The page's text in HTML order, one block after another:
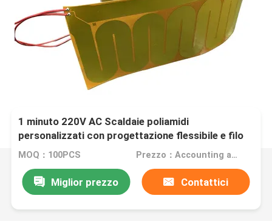
1 minuto 220V AC Scaldaie poliamidi
personalizzati con progettazione flessibile e filo
di piombo su richiesta
MOQ：100PCS Prezzo：Accounting according to the design drawings
Miglior prezzo Contattici